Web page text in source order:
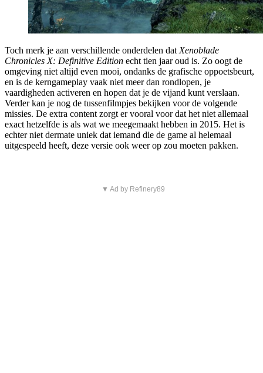
Toch merk je aan verschillende onderdelen dat Xenoblade
Chronicles X: Definitive Edition echt tien jaar oud is. Zo oogt de
omgeving niet altijd even mooi, ondanks de grafische oppoetsbeurt,
en is de kerngameplay vaak niet meer dan rondlopen, je
vaardigheden activeren en hopen dat je de vijand kunt verslaan.
Verder kan je nog de tussenfilmpjes bekijken voor de volgende
missies. De extra content zorgt er vooral voor dat het niet allemaal
exact hetzelfde is als wat we meegemaakt hebben in 2015. Het is
echter niet dermate uniek dat iemand die de game al helemaal
uitgespeeld heeft, deze versie ook weer op zou moeten pakken.
▼ Ad by Refinery89